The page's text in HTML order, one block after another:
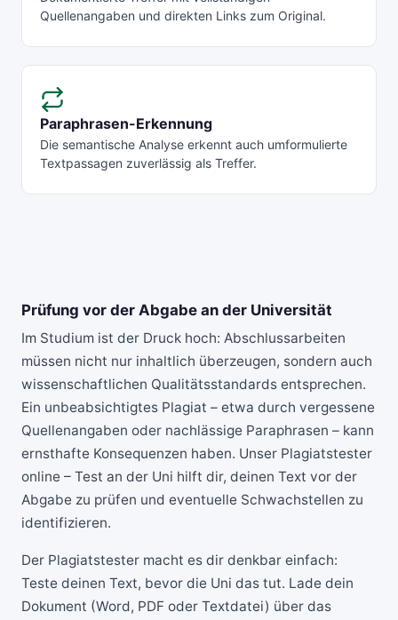
Quellenangaben und direkten Links zum Original.
Paraphrasen-Erkennung
Die semantische Analyse erkennt auch umformulierte
Textpassagen zuverlässig als Treffer.
Prüfung vor der Abgabe an der Universität
Im Studium ist der Druck hoch: Abschlussarbeiten
müssen nicht nur inhaltlich überzeugen, sondern auch
wissenschaftlichen Qualitätsstandards entsprechen.
Ein unbeabsichtigtes Plagiat – etwa durch vergessene
Quellenangaben oder nachlässige Paraphrasen – kann
ernsthafte Konsequenzen haben. Unser Plagiatstester
online – Test an der Uni hilft dir, deinen Text vor der
Abgabe zu prüfen und eventuelle Schwachstellen zu
identifizieren.
Der Plagiatstester macht es dir denkbar einfach:
Teste deinen Text, bevor die Uni das tut. Lade dein
Dokument (Word, PDF oder Textdatei) über das